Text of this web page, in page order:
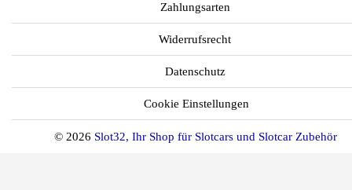
Zahlungsarten
Widerrufsrecht
Datenschutz
Cookie Einstellungen
© 2026 Slot32, Ihr Shop für Slotcars und Slotcar Zubehör